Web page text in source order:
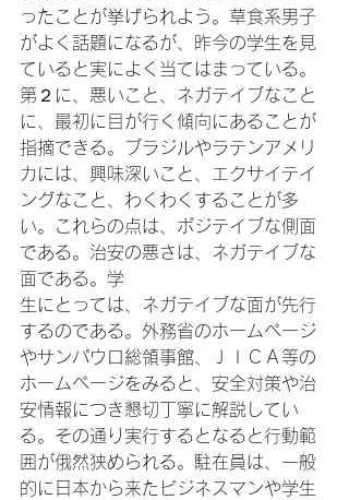
ったことが挙げられよう。草食系男子
がよく話題になるが、昨今の学生を見
ていると実によく当てはまっている。
第２に、悪いこと、ネガテイブなこと
に、最初に目が行く傾向にあることが
指摘できる。ブラジルやラテンアメリ
カには、興味深いこと、エクサイテイ
ングなこと、わくわくすることが多
い。これらの点は、ポジテイブな側面
である。治安の悪さは、ネガテイブな
面である。学
生にとっては、ネガテイブな面が先行
するのである。外務省のホームページ
やサンパウロ総領事館、ＪＩＣＡ等の
ホームページをみると、安全対策や治
安情報につき懇切丁寧に解説してい
る。その通り実行するとなると行動範
囲が俄然狭められる。駐在員は、一般
的に日本から来たビジネスマンや学生